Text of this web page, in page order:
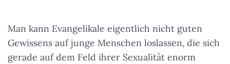
Man kann Evangelikale eigentlich nicht guten
Gewissens auf junge Menschen loslassen, die sich
gerade auf dem Feld ihrer Sexualität enorm